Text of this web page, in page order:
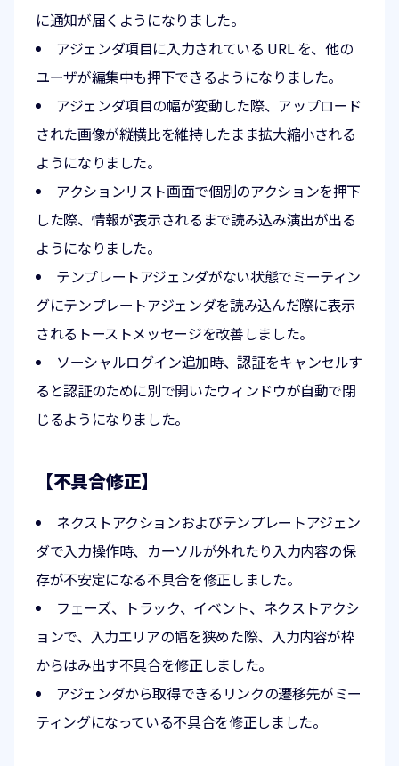
に通知が届くようになりました。
アジェンダ項目に入力されている URL を、他の
ユーザが編集中も押下できるようになりました。
アジェンダ項目の幅が変動した際、アップロード
された画像が縦横比を維持したまま拡大縮小される
ようになりました。
アクションリスト画面で個別のアクションを押下
した際、情報が表示されるまで読み込み演出が出る
ようになりました。
テンプレートアジェンダがない状態でミーティン
グにテンプレートアジェンダを読み込んだ際に表示
されるトーストメッセージを改善しました。
ソーシャルログイン追加時、認証をキャンセルす
ると認証のために別で開いたウィンドウが自動で閉
じるようになりました。
【不具合修正】
ネクストアクションおよびテンプレートアジェン
ダで入力操作時、カーソルが外れたり入力内容の保
存が不安定になる不具合を修正しました。
フェーズ、トラック、イベント、ネクストアクシ
ョンで、入力エリアの幅を狭めた際、入力内容が枠
からはみ出す不具合を修正しました。
アジェンダから取得できるリンクの遷移先がミー
ティングになっている不具合を修正しました。